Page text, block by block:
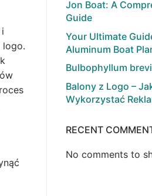
logo.
Jon Boat: A
Guide
Your Ultimate
Aluminum Boat
Bulbophyllum
Balony z Logo –
Wykorzystać
RECENT
No comments to